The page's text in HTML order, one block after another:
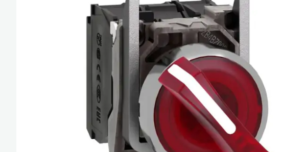
Motor Koruma Şalterleri
Kumanda Butonları ve Sinyal
Lambaları
Güç Kaynakları ve Trafolar
Minyatür Röleler
Enerji Analizatörleri